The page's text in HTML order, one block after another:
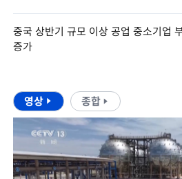
중국 상반기 규모 이상 공업 중소기업
증가
영상 종합